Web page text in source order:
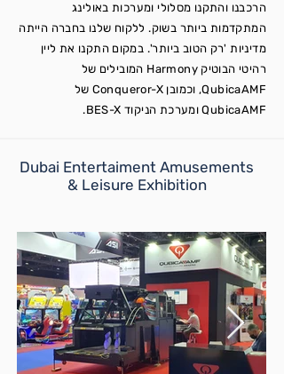
הרכבנו והתקנו מסלולי ומערכות באולינג
המתקדמות ביותר בשוק. ללקוח שלנו בחברה הייתה
מדיניות 'רק הטוב ביותר'. במקום התקנו את ליין
רהיטי הבוטיק Harmony המובילים של
QubicaAMF, וכמובן Conqueror-X של
QubicaAMF ומערכת הניקוד BES-X.
Dubai Entertaiment Amusements
& Leisure Exhibition